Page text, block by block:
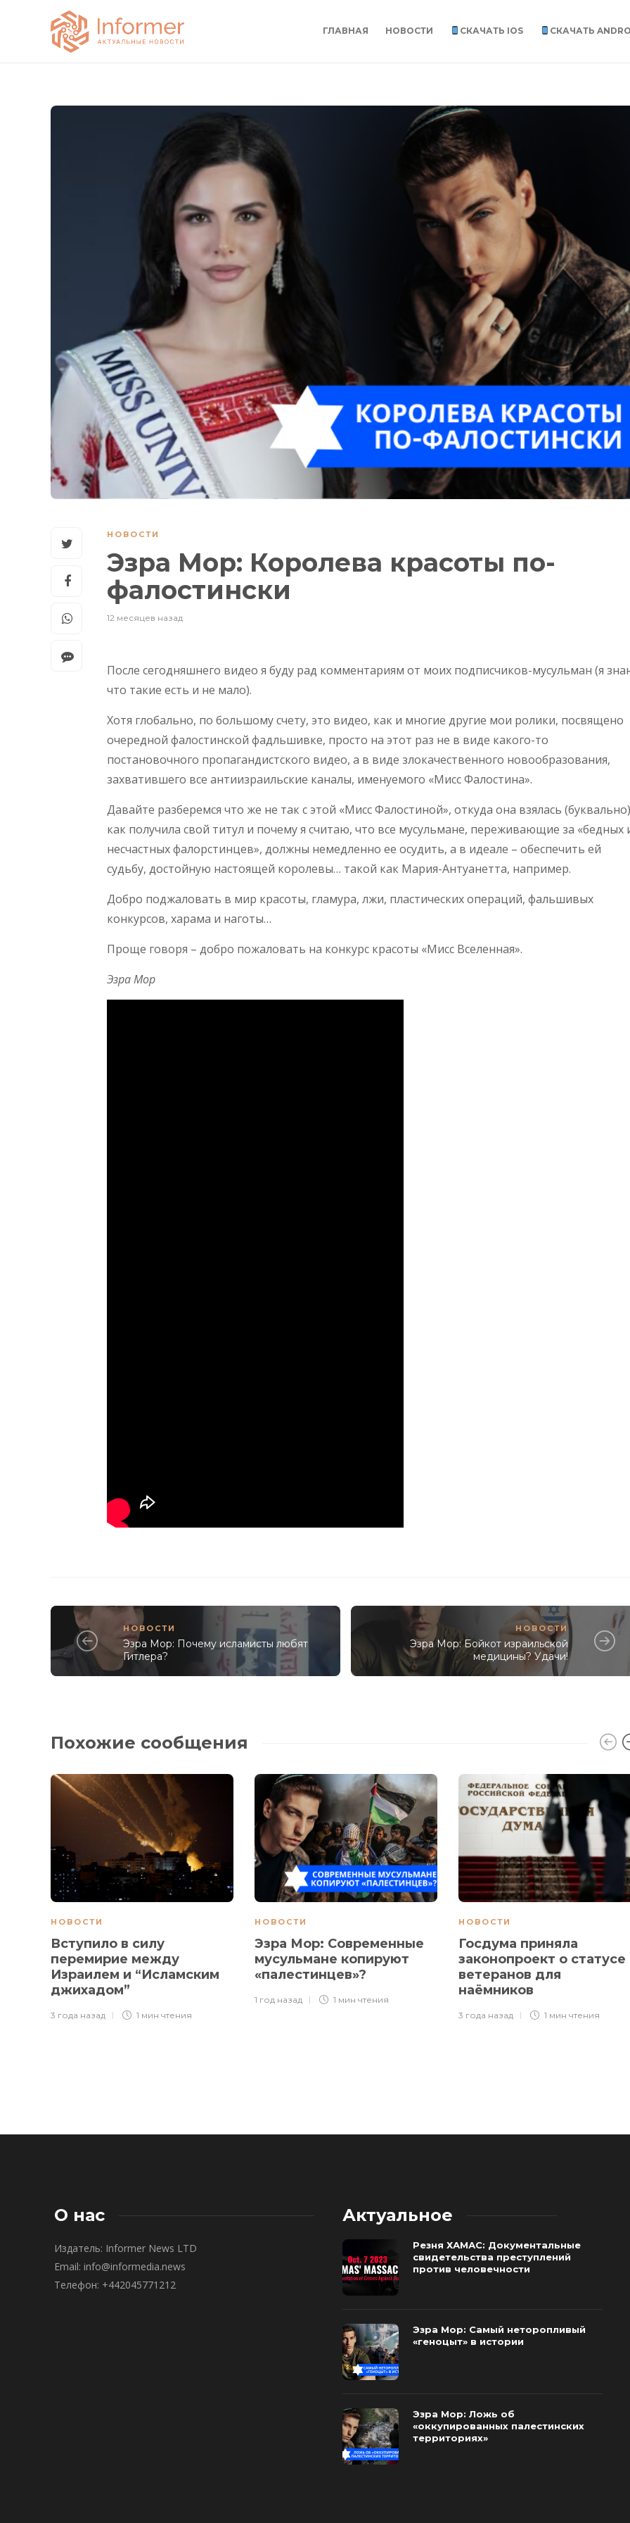
ГЛАВНАЯ НОВОСТИ СКАЧАТЬ IOS СКАЧАТЬ
НОВОСТИ
Эзра Мор: Королева красоты по-
фалостински
12 месяцев назад
После сегодняшнего видео я буду рад комментариям от моих подписчиков-мусульман (я
что такие есть и не мало).
Хотя глобально, по большому счету, это видео, как и многие другие мои ролики, посвящено
очередной фалостинской фадльшивке, просто на этот раз не в виде какого-то
постановочного пропагандистского видео, а в виде злокачественного новообразования,
захватившего все антиизраильские каналы, именуемого «Мисс Фалостина».
Давайте разберемся что же не так с этой «Мисс Фалостиной», откуда она взялась
как получила свой титул и почему я считаю, что все мусульмане, переживающие за «бедных
несчастных фалорстинцев», должны немедленно ее осудить, а в идеале – обеспечить ей
судьбу, достойную настоящей королевы… такой как Мария-Антуанетта, например.
Добро поджаловать в мир красоты, гламура, лжи, пластических операций, фальшивых
конкурсов, харама и наготы…
Проще говоря – добро пожаловать на конкурс красоты «Мисс Вселенная».
Эзра Мор
НОВОСТИ
Эзра Мор: Почему исламисты любят
Гитлера?
НОВОСТИ
Эзра Мор: Бойкот израильской
медицины? Удачи!
Похожие сообщения
НОВОСТИ
Вступило в силу
перемирие между
Израилем и “Исламским
джихадом”
3 года назад 1 мин чтения
НОВОСТИ
Эзра Мор: Современные
мусульмане копируют
«палестинцев»?
1 год назад 1 мин чтения
НОВОСТИ
Госдума приняла
законопроект о статусе
ветеранов для
наёмников
3 года назад 1 мин чтения
О нас
Издатель: Informer News LTD
Email: info@informedia.news
Телефон: +442045771212
Актуальное
Резня ХАМАС: Документальные
свидетельства преступлений
против человечности
Эзра Мор: Самый неторопливый
«геноцыт» в истории
Эзра Мор: Ложь об
«оккупированных палестинских
территориях»